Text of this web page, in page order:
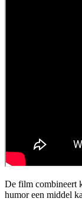
De film combineert
humor een middel